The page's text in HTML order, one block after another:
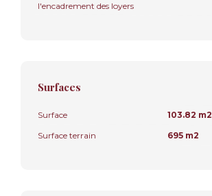
l'encadrement des loyers
Surfaces
Surface
103.82 m2
Surface terrain
695 m2